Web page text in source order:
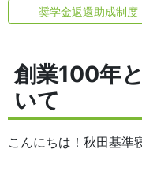
奨学金返還助成制度
創業100年
いて
こんにちは！秋田基準